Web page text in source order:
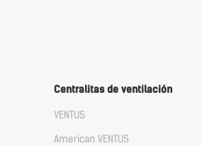
Centralitas de ventilación
VENTUS
American VENTUS